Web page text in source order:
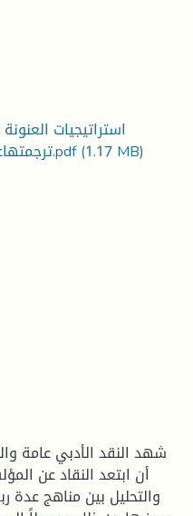
استراتيجيات
ترجمتهاعنوان رواية الأرض و الدّم أُنموذجًا.pdf(1.17 MB)
شهد النقد الأدبي عامة
أن ابتعد النقاد عن
والتحليل بين مناهج عدة